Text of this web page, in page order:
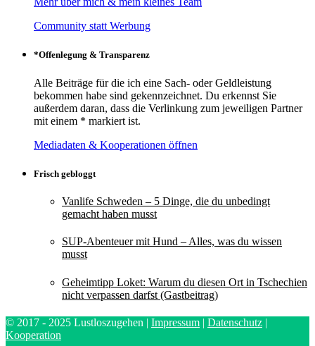
Community statt Werbung
*Offenlegung & Transparenz
Alle Beiträge für die ich eine Sach- oder Geldleistung
bekommen habe sind gekennzeichnet. Du erkennst Sie
außerdem daran, dass die Verlinkung zum jeweiligen Partner
mit einem * markiert ist.
Mediadaten & Kooperationen öffnen
Frisch gebloggt
Vanlife Schweden – 5 Dinge, die du unbedingt
gemacht haben musst
SUP-Abenteuer mit Hund – Alles, was du wissen
musst
Geheimtipp Loket: Warum du diesen Ort in Tschechien
nicht verpassen darfst (Gastbeitrag)
© 2017 - 2025 Lustloszugehen | Impressum | Datenschutz |
Kooperation